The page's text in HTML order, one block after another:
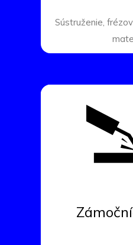
Sústruženie,